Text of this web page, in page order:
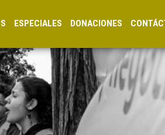
ESPECIALES DONACIONES